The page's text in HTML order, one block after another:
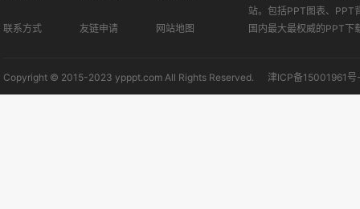
联系方式 友链申请 网站地图
站。包括PPT图表、PPT
国内最大最权威的PPT下
Copyright © 2015-2023 ypppt.com All Rights Reserved. 津ICP备15001961号